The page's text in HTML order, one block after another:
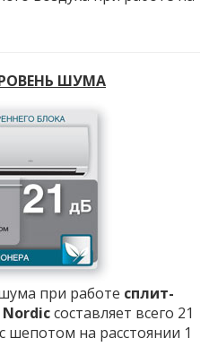
ШУМА
при работе сплит-
составляет всего 21
шепотом на расстоянии 1